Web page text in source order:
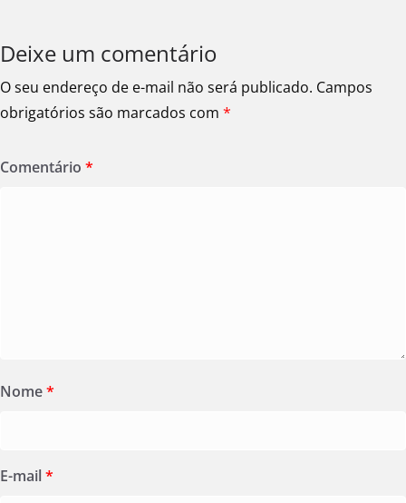
Deixe um comentário
O seu endereço de e-mail não será publicado. Campos
obrigatórios são marcados com *
Comentário *
Nome*
E-mail*